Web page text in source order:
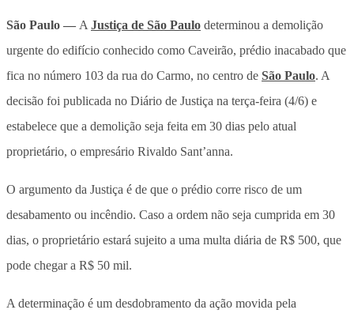
São Paulo — A Justiça de São Paulo determinou a demolição
urgente do edifício conhecido como Caveirão, prédio inacabado que
fica no número 103 da rua do Carmo, no centro de São Paulo. A
decisão foi publicada no Diário de Justiça na terça-feira (4/6) e
estabelece que a demolição seja feita em 30 dias pelo atual
proprietário, o empresário Rivaldo Sant’anna.
O argumento da Justiça é de que o prédio corre risco de um
desabamento ou incêndio. Caso a ordem não seja cumprida em 30
dias, o proprietário estará sujeito a uma multa diária de R$ 500, que
pode chegar a R$ 50 mil.
A determinação é um desdobramento da ação movida pela